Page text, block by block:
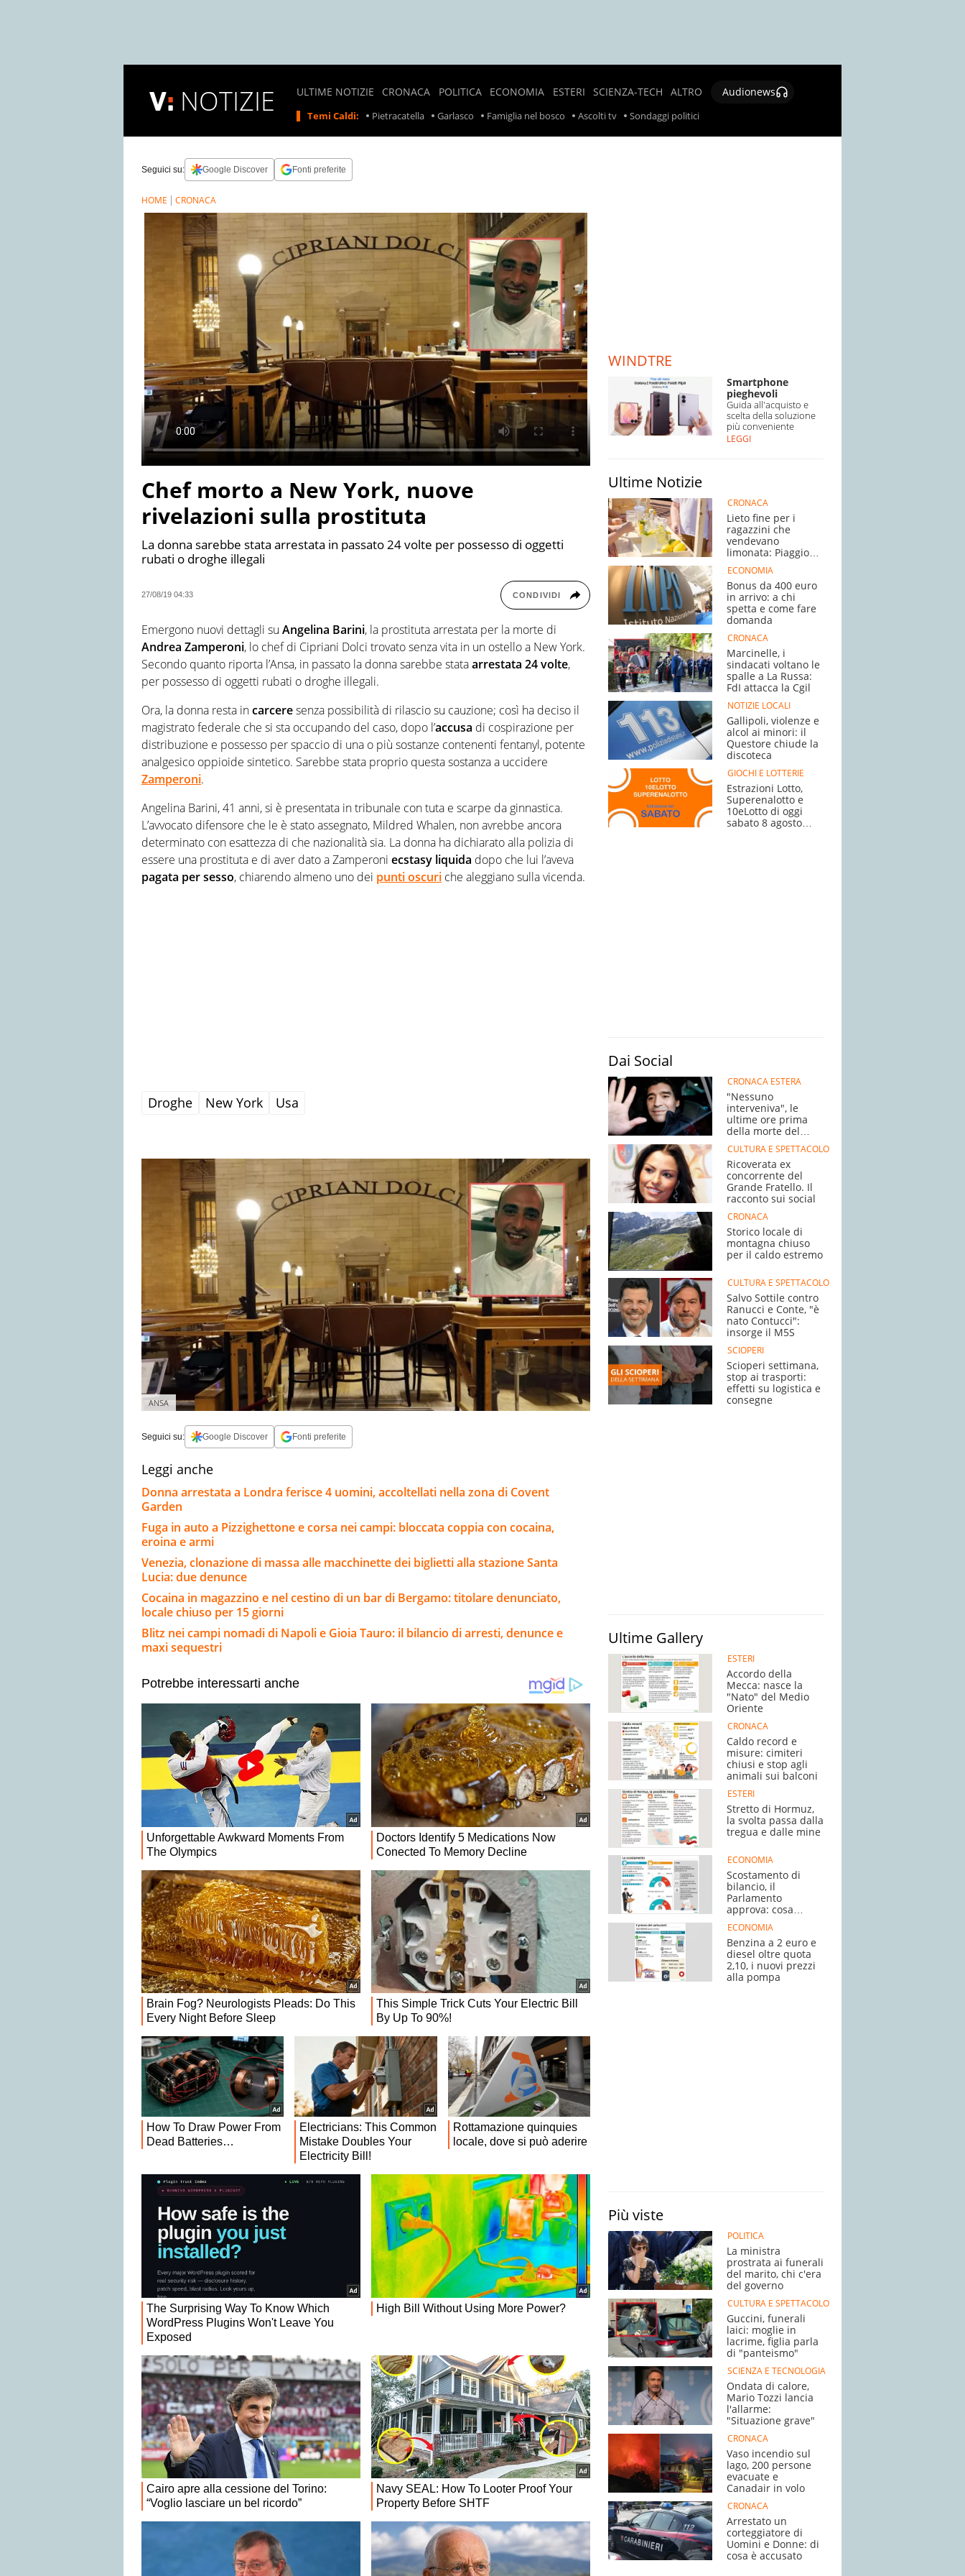
NOTIZIE ULTIME NOTIZIE
CRONACA
LOCALI
LAVORO
RITIRO
PRODOTTI
ALIMENTARI
METEO
TERREMOTI
E VULCANI
STORIE
POLITICA
POLITICI
ECONOMIA
ESTERI
ESTERA
SCIENZA-TECH
ALTRO
Audionews
Temi Caldi: Pietracatella Garlasco Famiglia nel bosco Ascolti tv Sondaggi politici
Seguici su: Google Discover Fonti preferite
HOME CRONACA
Chef morto a New York, nuove
rivelazioni sulla prostituta
La donna sarebbe stata arrestata in passato 24 volte per possesso di oggetti
rubati o droghe illegali
27/08/19 04:33 CONDIVIDI
Emergono nuovi dettagli su Angelina Barini, la prostituta arrestata per la morte di
Andrea Zamperoni, lo chef di Cipriani Dolci trovato senza vita in un ostello a New York.
Secondo quanto riporta l’Ansa, in passato la donna sarebbe stataarrestata 24 volte,
per possesso di oggetti rubati o droghe illegali.
Ora, la donna resta incarceresenza possibilità di rilascio su cauzione; così ha deciso il
magistrato federale che si sta occupando del caso, dopo l’accusa di cospirazione per
distribuzione e possesso per spaccio di una o più sostanze contenenti fentanyl, potente
analgesico oppioide sintetico. Sarebbe stata proprio questa sostanza a uccidere
Zamperoni.
Angelina Barini, 41 anni, si è presentata in tribunale con tuta e scarpe da ginnastica.
L’avvocato difensore che le è stato assegnato, Mildred Whalen, non avrebbe ancora
determinato con esattezza di che nazionalità sia. La donna ha dichiarato alla polizia di
essere una prostituta e di aver dato a Zamperoni ecstasy liquida dopo che lui l’aveva
pagata per sesso, chiarendo almeno uno dei punti oscuri che aleggiano sulla vicenda.
Droghe New York Usa
ANSA
Seguici su: Google Discover Fonti preferite
Leggi anche
Donna arrestata a Londra ferisce 4 uomini, accoltellati nella zona di Covent
Garden
Fuga in auto a Pizzighettone e corsa nei campi: bloccata coppia con cocaina,
eroina e armi
Venezia, clonazione di massa alle macchinette dei biglietti alla stazione Santa
Lucia: due denunce
Cocaina in magazzino e nel cestino di un bar di Bergamo: titolare denunciato,
locale chiuso per 15 giorni
Blitz nei campi nomadi di Napoli e Gioia Tauro: il bilancio di arresti, denunce e
maxi sequestri
WINDTRE
Smartphone
pieghevoli
Guida all'acquisto e
scelta della soluzione
più conveniente
LEGGI
Ultime Notizie
CRONACA
Lieto fine per i
ragazzini che
vendevano
limonata: Piaggio
Ciao in regalo
ECONOMIA
Bonus da 400 euro
in arrivo: a chi
spetta e come fare
domanda
CRONACA
Marcinelle, i
sindacati voltano le
spalle a La Russa:
FdI attacca la Cgil
NOTIZIE LOCALI
Gallipoli, violenze e
alcol ai minori: il
Questore chiude la
discoteca
GIOCHI E LOTTERIE
Estrazioni Lotto,
Superenalotto e
10eLotto di oggi
sabato 8 agosto
Dai Social
CRONACA ESTERA
"Nessuno
interveniva", le
ultime ore prima
della morte del
campione
CULTURA E SPETTACOLO
Ricoverata ex
concorrente del
Grande Fratello. Il
racconto sui social
CRONACA
Storico locale di
montagna chiuso
per il caldo estremo
CULTURA E SPETTACOLO
Salvo Sottile contro
Ranucci e Conte, "è
nato Contucci":
insorge il M5S
SCIOPERI
Scioperi settimana,
stop ai trasporti:
effetti su logistica e
consegne
Ultime Gallery
ESTERI
Accordo della
Mecca: nasce la
"Nato" del Medio
Oriente
CRONACA
Caldo record e
misure: cimiteri
chiusi e stop agli
animali sui balconi
ESTERI
Stretto di Hormuz,
la svolta passa dalla
tregua e dalle mine
ECONOMIA
Scostamento di
bilancio, il
Parlamento
approva: cosa
succede adesso
ECONOMIA
Benzina a 2 euro e
diesel oltre quota
2,10, i nuovi prezzi
alla pompa
Più viste
POLITICA
La ministra
prostrata ai funerali
del marito, chi c'era
del governo
CULTURA E SPETTACOLO
Guccini, funerali
laici: moglie in
lacrime, figlia parla
di "panteismo"
SCIENZA E TECNOLOGIA
Ondata di calore,
Mario Tozzi lancia
l'allarme:
"Situazione grave"
CRONACA
Vaso incendio sul
lago, 200 persone
evacuate e
Canadair in volo
CRONACA
Arrestato un
corteggiatore di
Uomini e Donne: di
cosa è accusato